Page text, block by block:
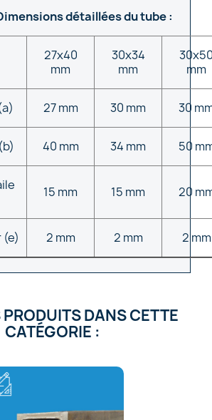
détaillées du tube :
27x40
mm
30x34
mm
mm
27 mm 30 mm 30
40 mm 34 mm 50
15 mm 15 mm 20
(e) 2 mm 2 mm 2 mm
DANS CETTE
CATÉGORIE :